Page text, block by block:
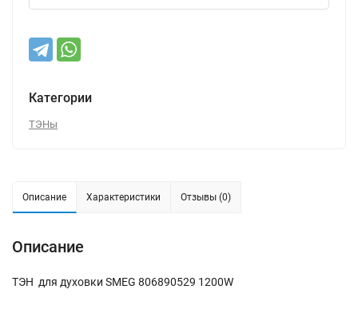
Категории
ТЭНы
Описание Характеристики Отзывы (0)
Описание
ТЭН для духовки SMEG 806890529 1200W